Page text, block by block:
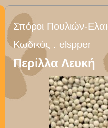
Σπόροι Πουλιών-
Κωδικός : elspper
Περίλλα Λευκή